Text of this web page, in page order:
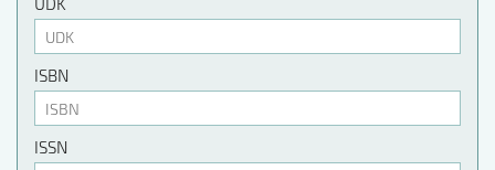
ISBN
ISSN